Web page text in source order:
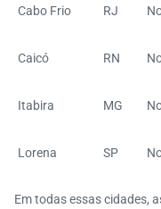
Cabo Frio RJ
Caicó RN
Itabira MG
Lorena SP
Em todas essas cidades,